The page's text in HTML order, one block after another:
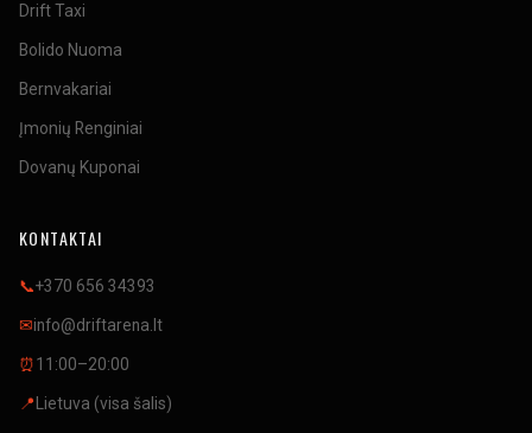
Drift Taxi
Bolido Nuoma
Bernvakariai
Įmonių Renginiai
Dovanų Kuponai
KONTAKTAI
📞+370 656 34393
✉info@driftarena.lt
⏰11:00–20:00
📍 Lietuva (visa šalis)